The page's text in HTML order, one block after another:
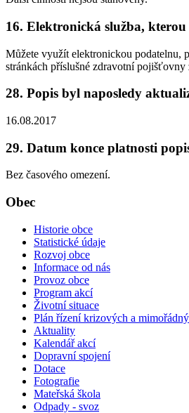
16. Elektronická služba,
Můžete využít elektronickou podatelnu,
stránkách příslušné zdravotní pojišťovny
28. Popis byl naposledy
16.08.2017
29. Datum konce platnosti
Bez časového omezení.
Obec
Historie obce
Statistické údaje
Rozvoj obce
Informace od nás
Provoz obce
Program akcí
Životní situace
Plán řízení krizových a
Aktuality
Kalendář akcí
Dopravní spojení
Dotace
Fotografie
Mateřská škola
Odpady - svoz